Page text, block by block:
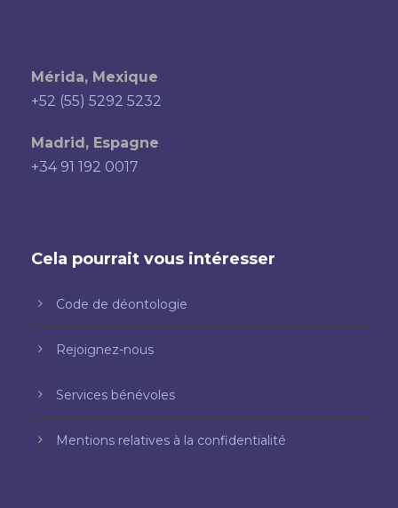
Mérida, Mexique
+52 (55) 5292 5232
Madrid, Espagne
+34 91 192 0017
Cela pourrait vous intéresser
Code de déontologie
Rejoignez-nous
Services bénévoles
Mentions relatives à la confidentialité